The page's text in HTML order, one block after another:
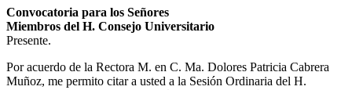
Convocatoria para los Señores
Miembros del H. Consejo Universitario
Presente.
Por acuerdo de la Rectora M. en C. Ma. Dolores Patricia Cabrera
Muñoz, me permito citar a usted a la Sesión Ordinaria del H.